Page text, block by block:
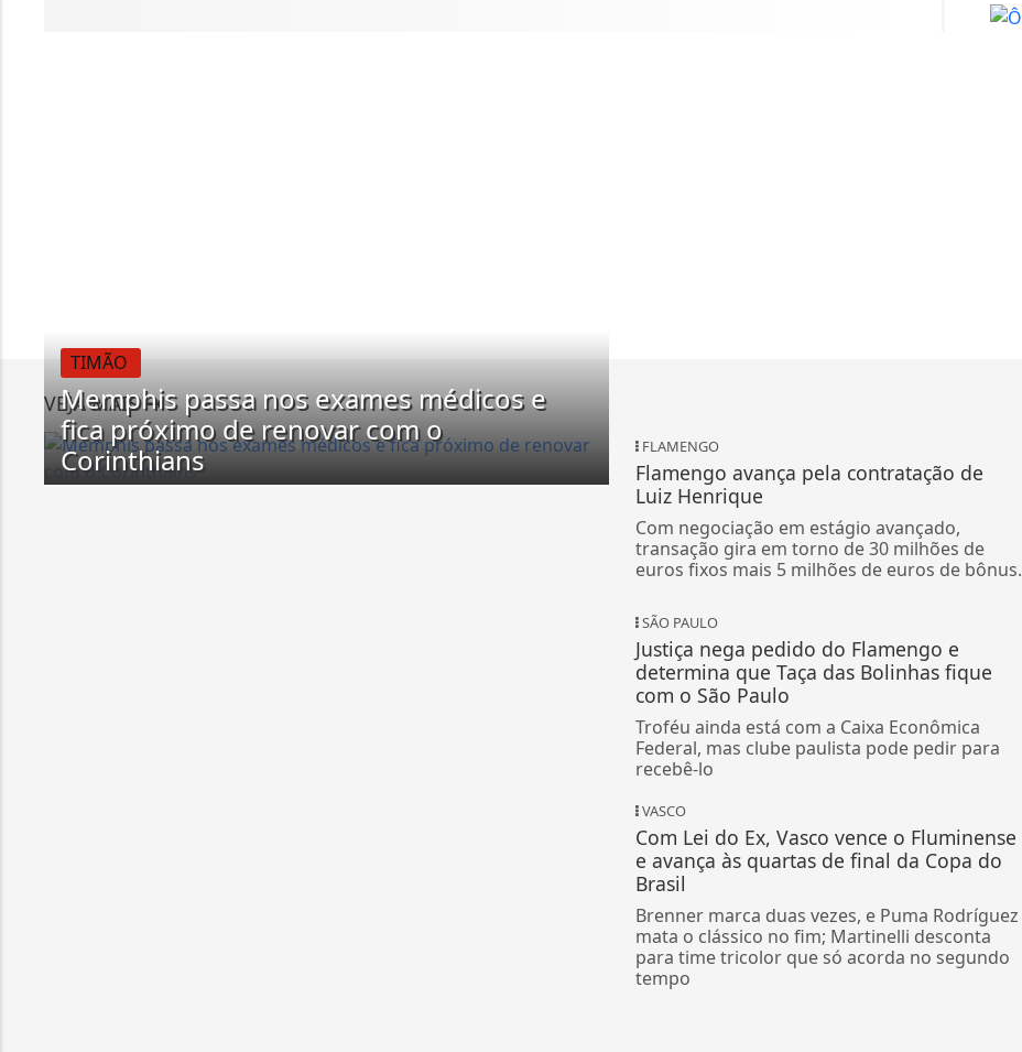
VEJA MAIS
TIMÃO
Memphis passa nos exames médicos e
fica próximo de renovar com o
Corinthians
FLAMENGO
Flamengo avança pela contratação de
Luiz Henrique
Com negociação em estágio avançado,
transação gira em torno de 30 milhões de
euros fixos mais 5 milhões de euros de bônus.
SÃO PAULO
Justiça nega pedido do Flamengo e
determina que Taça das Bolinhas fique
com o São Paulo
Troféu ainda está com a Caixa Econômica
Federal, mas clube paulista pode pedir para
recebê-lo
VASCO
Com Lei do Ex, Vasco vence o Fluminense
e avança às quartas de final da Copa do
Brasil
Brenner marca duas vezes, e Puma Rodríguez
mata o clássico no fim; Martinelli desconta
para time tricolor que só acorda no segundo
tempo